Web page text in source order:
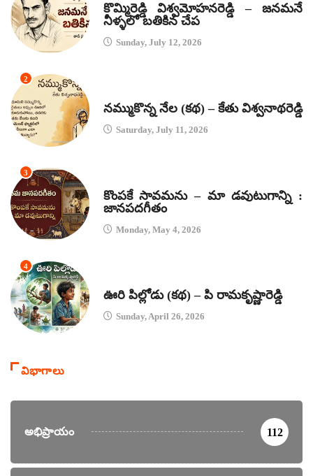
కొమ్మిరెడ్డి విశ్వమోహనరెడ్డి – జనమనే
నీళ్ళలో బతికిన చేప
Sunday, July 12, 2026
2
నమ్ముకొన్న నేల (కథ) – కేతు విశ్వనాథరెడ్డి
Saturday, July 11, 2026
3
కొంపకే సావమను – మా డవుటుగాన్ని :
జానపదగీతం
Monday, May 4, 2026
4
ఊరి పిల్లోడు (కథ) – పి రామకృష్ణారెడ్డి
Sunday, April 26, 2026
విభాగాలు
అభిప్రాయం 112